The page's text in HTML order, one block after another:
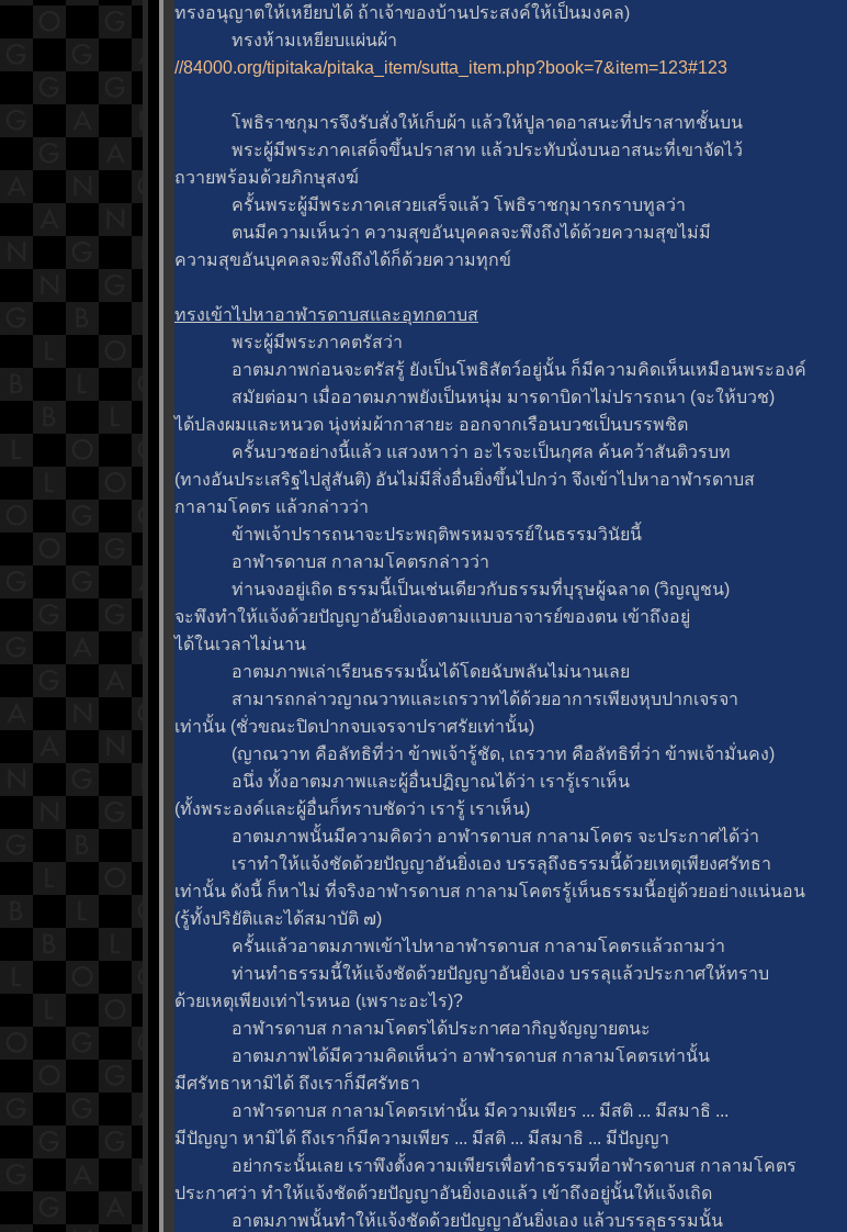
ทรงอนุญาตให้เหยียบได้ ถ้าเจ้าของบ้านประสงค์ให้เป็นมงคล)
ทรงห้ามเหยียบแผ่นผ้า
//84000.org/tipitaka/pitaka_item/sutta_item.php?book=7&item=123#123
พธิราชกุมารจึงรับสั่งให้เก็บผ้า แล้วให้ปูลาดอาสนะที่ปราสาทชั้นบน
พระผู้มีพระภาคเสด็จขึ้นปราสาท แล้วประทับนั่งบนอาสนะที่เขาจัดไว้
ถวายพร้อมด้วยภิกษุสงฆ์
ครั้นพระผู้มีพระภาคเสวยเสร็จแล้ว โพธิราชกุมารกราบทูลว่า
ตนมีความเห็นว่า ความสุขอันบุคคลจะพึงถึงได้ด้วยความสุขไม่มี
ความสุขอันบุคคลจะพึงถึงได้ก็ด้วยความทุกข์
ทรงเข้าไปหาอาฬารดาบสและอุทกดาบส
พระผู้มีพระภาคตรัสว่า
อาตมภาพก่อนจะตรัสรู้ ยังเป็นโพธิสัตว์อยู่นั้น ก็มีความคิดเห็นเหมือนพระองค์
สมัยต่อมา เมื่ออาตมภาพยังเป็นหนุ่ม มารดาบิดาไม่ปรารถนา (จะให้บวช)
ได้ปลงผมและหนวด นุ่งห่มผ้ากาสายะ ออกจากเรือนบวชเป็นบรรพชิต
ครั้นบวชอย่างนี้แล้ว แสวงหาว่า อะไรจะเป็นกุศล ค้นคว้าสันติวรบท
(ทางอันประเสริฐไปสู่สันติ) อันไม่มีสิ่งอื่นยิ่งขึ้นไปกว่า จึงเข้าไปหาอาฬารดาบส
กาลามโคตร แล้วกล่าวว่า
ข้าพเจ้าปรารถนาจะประพฤติพรหมจรรย์ในธรรมวินัยนี้
อาฬารดาบส กาลามโคตรกล่าวว่า
ท่านจงอยู่เถิด ธรรมนี้เป็นเช่นเดียวกับธรรมที่บุรุษผู้ฉลาด (วิญญูชน)
จะพึงทำให้แจ้งด้วยปัญญาอันยิ่งเองตามแบบอาจารย์ของตน เข้าถึงอยู่
ได้ในเวลาไม่นาน
อาตมภาพเล่าเรียนธรรมนั้นได้โดยฉับพลันไม่นานเล
สามารถกล่าวญาณวาทและเถรวาทได้ด้วยอาการเพียงหุบปากเจรจา
เท่านั้น (ชั่วขณะปิดปากจบเจรจาปราศรัยเท่านั้น)
(ญาณวาท คือลัทธิที่ว่า ข้าพเจ้ารู้ชัด, เถรวาท คือลัทธิที่ว่า ข้าพเจ้ามั่นคง)
อนึ่ง ทั้งอาตมภาพและผู้อื่นปฏิญาณได้ว่า เรารู้เราเห็น
(ทั้งพระองค์และผู้อื่นก็ทราบชัดว่า เรารู้ เราเห็น)
อาตมภาพนั้นมีความคิดว่า อาฬารดาบส กาลามโคตร จะประกาศได้ว่า
เราทำให้แจ้งชัดด้วยปัญญาอันยิ่งเอง บรรลุถึงธรรมนี้ด้วยเหตุเพียงศรัทธา
เท่านั้น ดังนี้ ก็หาไม่ ที่จริงอาฬารดาบส กาลามโคตรรู้เห็นธรรมนี้อยู่ด้วยอย่างแน่นอน
(รู้ทั้งปริยัติและได้สมาบัติ ๗)
ครั้นแล้วอาตมภาพเข้าไปหาอาฬารดาบส กาลามโคตรแล้วถามว่า
ท่านทำธรรมนี้ให้แจ้งชัดด้วยปัญญาอันยิ่งเอง บรรลุแล้วประกาศให้ทราบ
ด้วยเหตุเพียงเท่าไรหนอ (เพราะอะไร)?
อาฬารดาบส กาลามโคตรได้ประกาศอากิญจัญญายตนะ
อาตมภาพได้มีความคิดเห็นว่า อาฬารดาบส กาลามโคตรเท่านั้น
มีศรัทธาหามิได้ ถึงเราก็มีศรัทธา
อาฬารดาบส กาลามโคตรเท่านั้น มีความเพียร ... มีสติ ... มีสมาธิ ...
มีปัญญา หามิได้ ถึงเราก็มีความเพียร ... มีสติ ... มีสมาธิ ... มีปัญญา
อย่ากระนั้นเลย เราพึงตั้งความเพียรเพื่อทำธรรมที่อาฬารดาบส กาลามโคตร
ประกาศว่า ทำให้แจ้งชัดด้วยปัญญาอันยิ่งเองแล้ว เข้าถึงอยู่นั้นให้แจ้งเถิด
อาตมภาพนั้นทำให้แจ้งชัดด้วยปัญญาอันยิ่งเอง แล้วบรรลุธรรมนั้น